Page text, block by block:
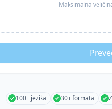
Maksimalna
100+ jezika 30+ formata